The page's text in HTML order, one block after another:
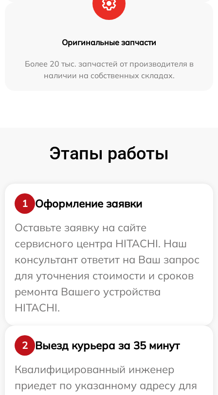
Оригинальные запчасти
Более 20 тыс. запчастей от производителя в
наличии на собственных складах.
Этапы работы
1
Оформление заявки
Оставьте заявку на сайте
сервисного центра HITACHI. Наш
консультант ответит на Ваш запрос
для уточнения стоимости и сроков
ремонта Вашего устройства
HITACHI.
2
Выезд курьера за 35 минут
Квалифицированный инженер
приедет по указанному адресу для